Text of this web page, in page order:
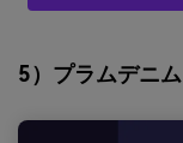
5）プラムデニム